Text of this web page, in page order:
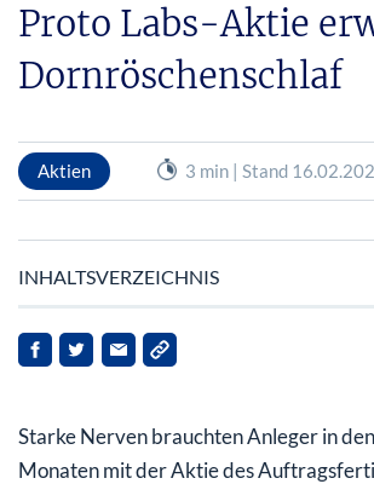
Proto Labs-Aktie
Dornröschenschlaf
Aktien 3 min | Stand
INHALTSVERZEICHNIS
Proto Labs – längst kein Start up mehr
Quer durch die Branchen genutzt
Starke Nerven brauchten Anleger in
Monaten mit der Aktie des